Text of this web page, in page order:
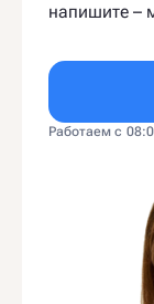
напишите –
Работаем с